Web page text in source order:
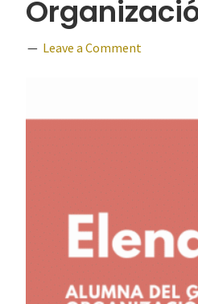
Leave a Comment